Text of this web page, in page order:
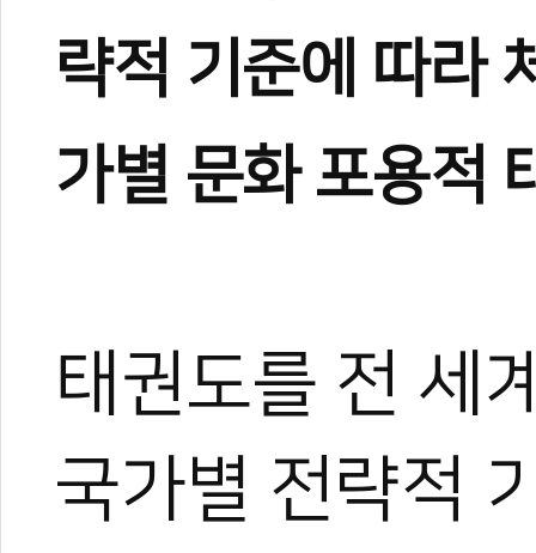
략적 기준에 따라
가별 문화 포용적
태권도를 전 세
국가별 전략적